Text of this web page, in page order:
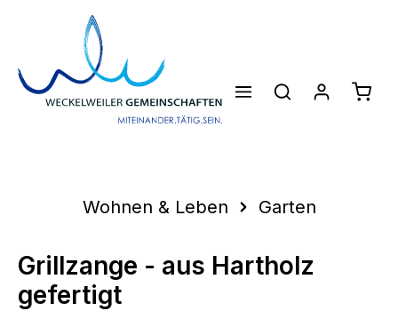
Zum Hauptinhalt springen
Wohnen & Leben Garten
Grillzange - aus Hartholz
gefertigt